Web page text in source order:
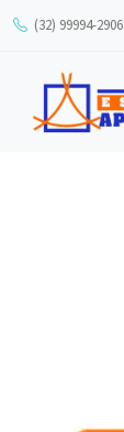
(32) 99994-2906